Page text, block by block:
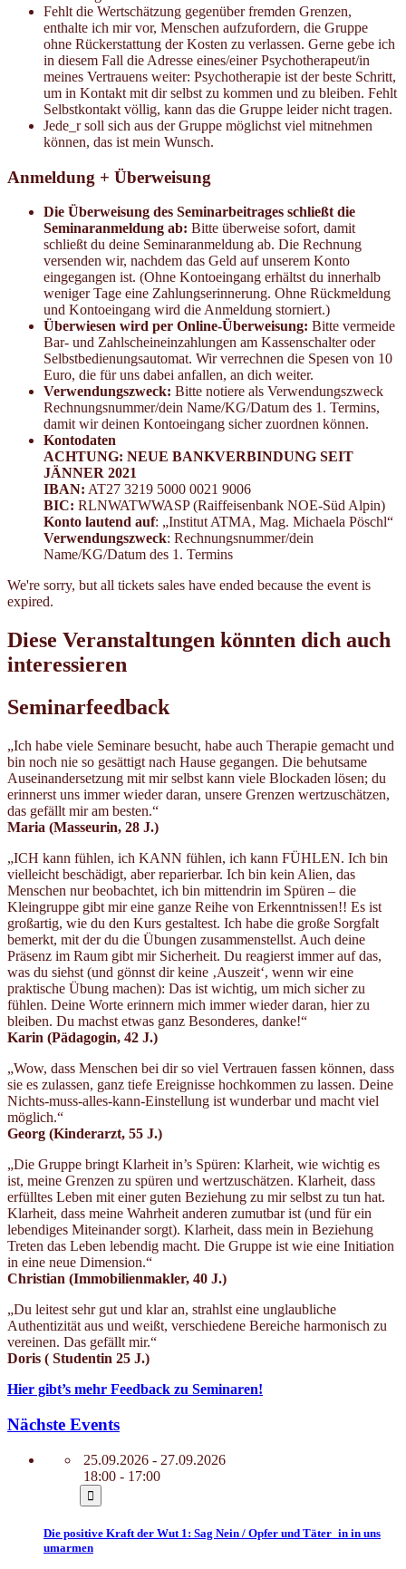
Fehlt die Wertschätzung gegenüber fremden Grenzen,
enthalte ich mir vor, Menschen aufzufordern, die Gruppe
ohne Rückerstattung der Kosten zu verlassen. Gerne gebe ich
in diesem Fall die Adresse eines/einer Psychotherapeut/in
meines Vertrauens weiter: Psychotherapie ist der beste Schritt,
um in Kontakt mit dir selbst zu kommen und zu bleiben. Fehlt
Selbstkontakt völlig, kann das die Gruppe leider nicht tragen.
Jede_r soll sich aus der Gruppe möglichst viel mitnehmen
können, das ist mein Wunsch.
Anmeldung + Überweisung
Die Überweisung des Seminarbeitrages schließt die
Seminaranmeldung ab: Bitte überweise sofort, damit
schließt du deine Seminaranmeldung ab. Die Rechnung
versenden wir, nachdem das Geld auf unserem Konto
eingegangen ist. (Ohne Kontoeingang erhältst du innerhalb
weniger Tage eine Zahlungserinnerung. Ohne Rückmeldung
und Kontoeingang wird die Anmeldung storniert.)
Überwiesen wird per Online-Überweisung: Bitte vermeide
Bar- und Zahlscheineinzahlungen am Kassenschalter oder
Selbstbedienungsautomat. Wir verrechnen die Spesen von 10
Euro, die für uns dabei anfallen, an dich weiter.
Verwendungszweck: Bitte notiere als Verwendungszweck
Rechnungsnummer/dein Name/KG/Datum des 1. Termins,
damit wir deinen Kontoeingang sicher zuordnen können.
Kontodaten
ACHTUNG: NEUE BANKVERBINDUNG SEIT
JÄNNER 2021
IBAN: AT27 3219 5000 0021 9006
BIC: RLNWATWWASP (Raiffeisenbank NOE-Süd Alpin)
Konto lautend auf: „Institut ATMA, Mag. Michaela Pöschl“
Verwendungszweck: Rechnungsnummer/dein
Name/KG/Datum des 1. Termins
We're sorry, but all tickets sales have ended because the event is
expired.
Diese Veranstaltungen könnten dich auch
interessieren
Seminarfeedback
„Ich habe viele Seminare besucht, habe auch Therapie gemacht und
bin noch nie so gesättigt nach Hause gegangen. Die behutsame
Auseinandersetzung mit mir selbst kann viele Blockaden lösen; du
erinnerst uns immer wieder daran, unsere Grenzen wertzuschätzen,
das gefällt mir am besten.“
Maria (Masseurin, 28 J.)
„ICH kann fühlen, ich KANN fühlen, ich kann FÜHLEN. Ich bin
vielleicht beschädigt, aber reparierbar. Ich bin kein Alien, das
Menschen nur beobachtet, ich bin mittendrin im Spüren – die
Kleingruppe gibt mir eine ganze Reihe von Erkenntnissen!! Es ist
großartig, wie du den Kurs gestaltest. Ich habe die große Sorgfalt
bemerkt, mit der du die Übungen zusammenstellst. Auch deine
Präsenz im Raum gibt mir Sicherheit. Du reagierst immer auf das,
was du siehst (und gönnst dir keine ‚Auszeit‘, wenn wir eine
praktische Übung machen): Das ist wichtig, um mich sicher zu
fühlen. Deine Worte erinnern mich immer wieder daran, hier zu
bleiben. Du machst etwas ganz Besonderes, danke!“
Karin (Pädagogin, 42 J.)
„Wow, dass Menschen bei dir so viel Vertrauen fassen können, dass
sie es zulassen, ganz tiefe Ereignisse hochkommen zu lassen. Deine
Nichts-muss-alles-kann-Einstellung ist wunderbar und macht viel
möglich.“
Georg (Kinderarzt, 55 J.)
„Die Gruppe bringt Klarheit in’s Spüren: Klarheit, wie wichtig es
ist, meine Grenzen zu spüren und wertzuschätzen. Klarheit, dass
erfülltes Leben mit einer guten Beziehung zu mir selbst zu tun hat.
Klarheit, dass meine Wahrheit anderen zumutbar ist (und für ein
lebendiges Miteinander sorgt). Klarheit, dass mein in Beziehung
Treten das Leben lebendig macht. Die Gruppe ist wie eine Initiation
in eine neue Dimension.“
Christian (Immobilienmakler, 40 J.)
„Du leitest sehr gut und klar an, strahlst eine unglaubliche
Authentizität aus und weißt, verschiedene Bereiche harmonisch zu
vereinen. Das gefällt mir.“
Doris ( Studentin 25 J.)
Hier gibt’s mehr Feedback zu Seminaren!
Nächste Events
25.09.2026 - 27.09.2026
18:00 - 17:00
Die positive Kraft der Wut 1: Sag Nein / Opfer und Täter_in in uns
umarmen